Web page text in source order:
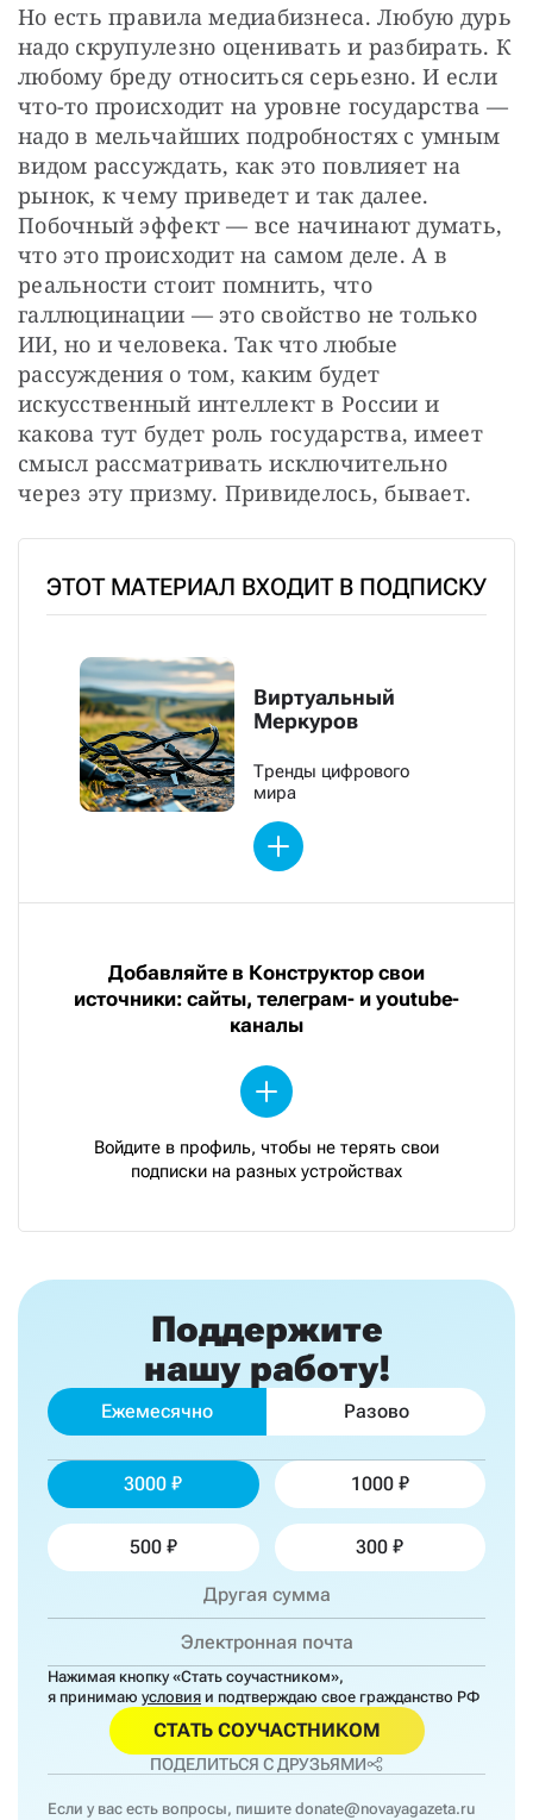
Но есть правила медиабизнеса. Любую дурь
надо скрупулезно оценивать и разбирать. К
любому бреду относиться серьезно. И если
что-то происходит на уровне государства —
надо в мельчайших подробностях с умным
видом рассуждать, как это повлияет на
рынок, к чему приведет и так далее.
Побочный эффект — все начинают думать,
что это происходит на самом деле. А в
реальности стоит помнить, что
галлюцинации — это свойство не только
ИИ, но и человека. Так что любые
рассуждения о том, каким будет
искусственный интеллект в России и
какова тут будет роль государства, имеет
смысл рассматривать исключительно
через эту призму. Привиделось, бывает.
ЭТОТ МАТЕРИАЛ ВХОДИТ В ПОДПИСКУ
Виртуальный
Меркуров
Тренды цифрового
мира
Добавляйте в Конструктор свои
источники: сайты, телеграм- и youtube-
каналы
Войдите в профиль, чтобы не терять свои
подписки на разных устройствах
Поддержите
нашу работу!
Ежемесячно Разово
3000 1000
500 300
Нажимая кнопку «Стать соучастником»,
я принимаю условия и подтверждаю свое гражданство РФ
СТАТЬ СОУЧАСТНИКОМ
ПОДЕЛИТЬСЯ С ДРУЗЬЯМИ
Если у вас есть вопросы, пишите donate@novayagazeta.ru